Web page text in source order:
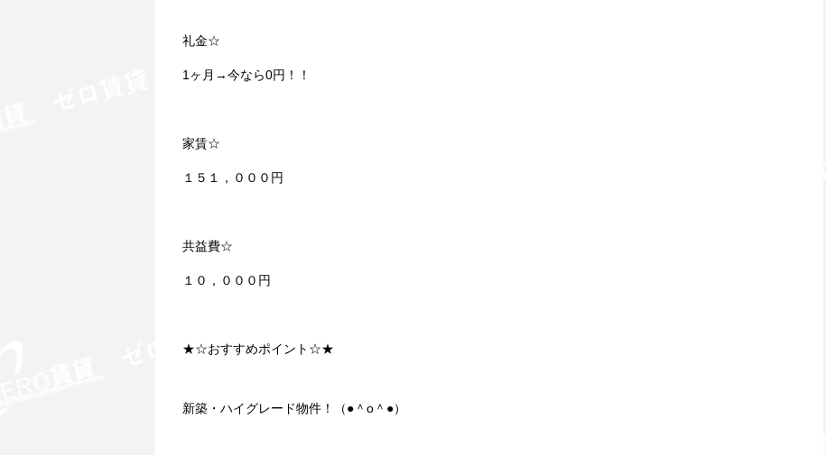
礼金☆
1ヶ月→今なら0円！！
家賃☆
１５１，０００円
共益費☆
１０，０００円
★☆おすすめポイント☆★
新築・ハイグレード物件！（●＾o＾●）